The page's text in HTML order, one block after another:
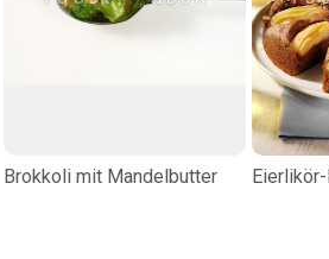
Brokkoli mit Mandelbutter